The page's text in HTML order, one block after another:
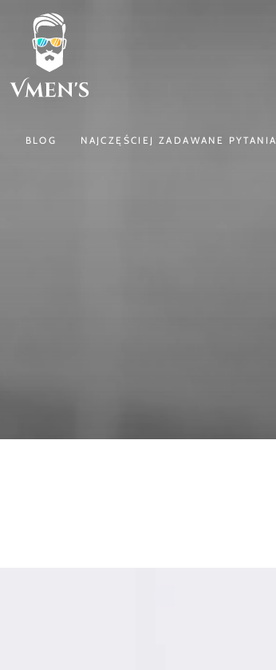
BLOG NAJCZĘŚCIEJ ZADAWANE PYTANIA